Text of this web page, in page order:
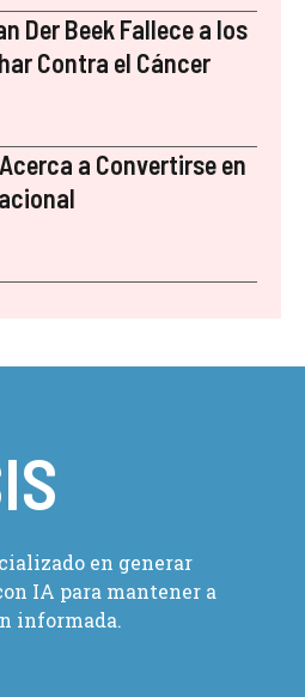
Der Beek Fallece a los
Contra el Cáncer
a Convertirse en
en generar
IA para mantener a
informada.